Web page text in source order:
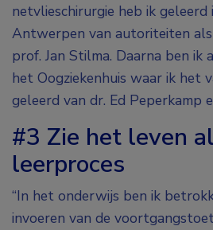
netvlieschirurgie heb ik
Antwerpen van autoriteiten als
prof. Jan Stilma. Daarna ben ik
het Oogziekenhuis waar ik het
geleerd van dr. Ed Peperkamp
#3 Zie het leven
leerproces
“In het onderwijs ben ik
invoeren van de